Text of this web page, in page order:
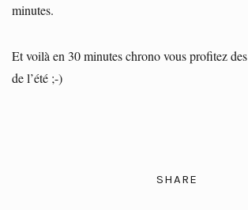
minutes.
Et voilà en 30 minutes chrono vous profitez
de l’été ;-)
SHARE